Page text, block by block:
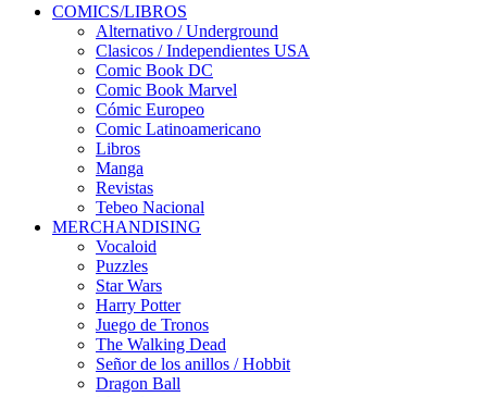
COMICS/LIBROS
Alternativo / Underground
Clasicos / Independientes USA
Comic Book DC
Comic Book Marvel
Cómic Europeo
Comic Latinoamericano
Libros
Manga
Revistas
Tebeo Nacional
MERCHANDISING
Vocaloid
Puzzles
Star Wars
Harry Potter
Juego de Tronos
The Walking Dead
Señor de los anillos / Hobbit
Dragon Ball